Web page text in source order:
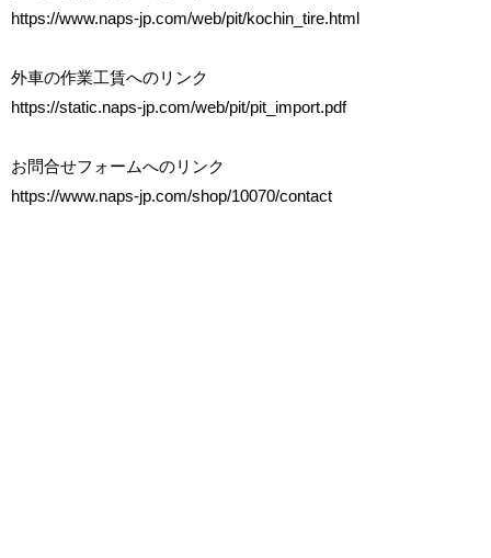
https://www.naps-jp.com/web/pit/kochin_tire.html
外車の作業工賃へのリンク
https://static.naps-jp.com/web/pit/pit_import.pdf
お問合せフォームへのリンク
https://www.naps-jp.com/shop/10070/contact